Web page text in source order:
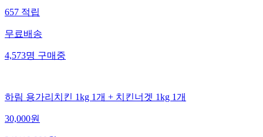
657적립
무료배송
4,573명구매중
하림 용가리치킨 1kg 1개 + 치킨너겟 1kg 1개
30,000원